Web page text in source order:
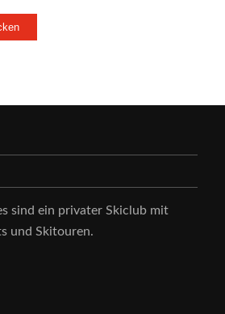
sind ein privater Skiclub mit
und Skitouren.